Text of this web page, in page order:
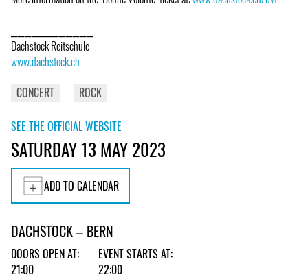
Dachstock Reitschule
www.dachstock.ch
CONCERT
ROCK
SEE THE OFFICIAL WEBSITE
SATURDAY 13 MAY 2023
ADD TO CALENDAR
DACHSTOCK – BERN
DOORS OPEN AT:
21:00
EVENT STARTS AT:
22:00